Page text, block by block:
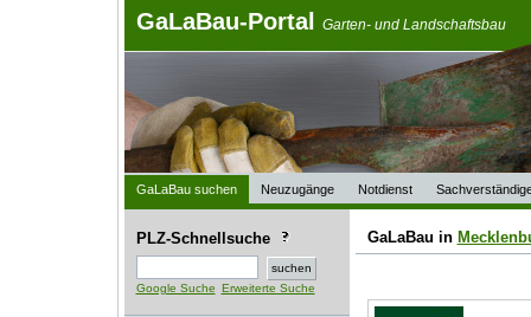
GaLaBau-Portal Garten- und Landschaftsbau
GaLaBau suchen Neuzugänge Notdienst
PLZ-Schnellsuche
Google Suche Erweiterte Suche
GaLaBau in